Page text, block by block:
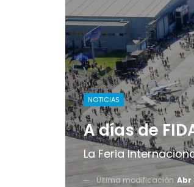
NOTICIAS
A días de
La Feria
Última modificación Abr